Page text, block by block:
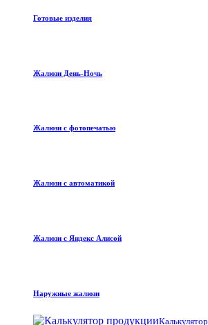
Готовые изделия
Жалюзи День-Ночь
Жалюзи с фотопечатью
Жалюзи с автоматикой
Жалюзи с Яндекс Алисой
Наружные жалюзи
Калькулятор